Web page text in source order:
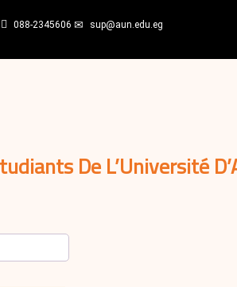
088-2345606 sup@aun.edu.eg
De L’Université